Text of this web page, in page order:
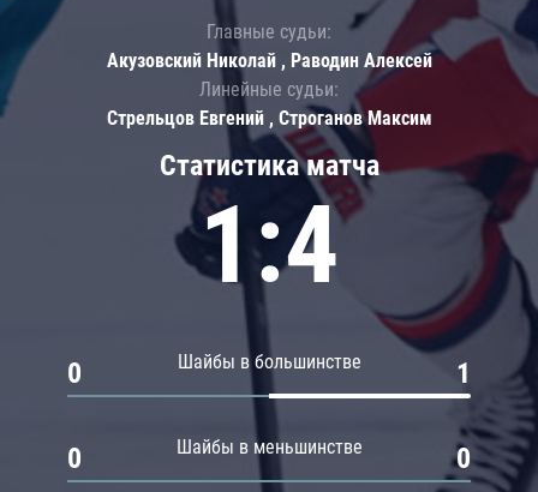
Статистика матча
1:4
Шайбы в большинстве
0 1
Шайбы в меньшинстве
0 0
Главные судьи:
Акузовский Николай , Раводин Алексей
Линейные судьи:
Стрельцов Евгений , Строганов Максим